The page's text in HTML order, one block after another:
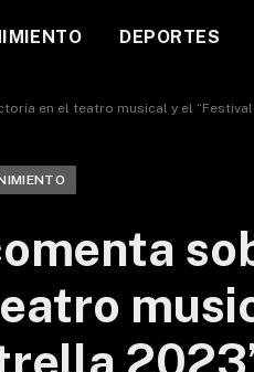
DEPORTES
en el teatro musical y el